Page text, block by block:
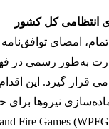
امضای
به‌طور رسمی در
قرار گیرد. این
نیروها